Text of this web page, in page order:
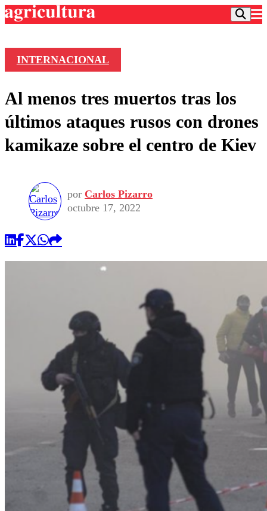
Frecuencias
Agricultura TV
Deportes
Colo Colo
Seleccion Chilena
Torneo Internacional
Entretención
Economía
Internacional
Publicaciones en medios
Opinión
INTERNACIONAL
Al menos tres muertos tras los
últimos ataques rusos con drones
kamikaze sobre el centro de Kiev
por Carlos Pizarro
octubre 17, 2022